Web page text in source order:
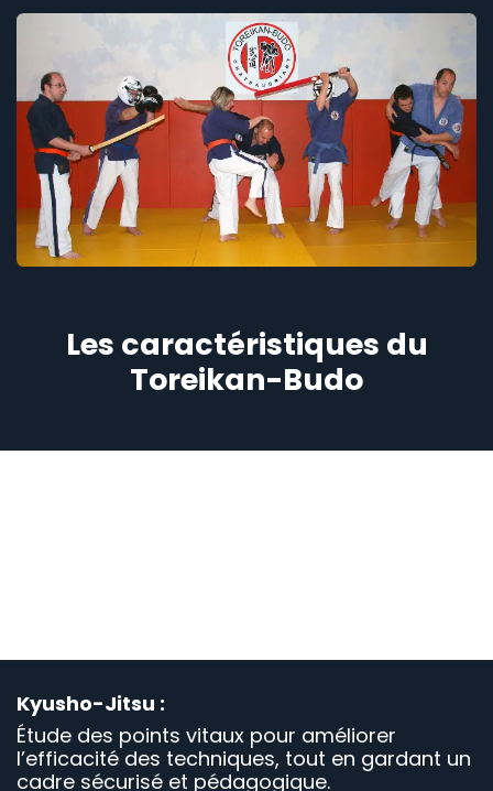
Les caractéristiques du
Toreikan-Budo
Kyusho-Jitsu :
Étude des points vitaux pour améliorer
l’efficacité des techniques, tout en gardant un
cadre sécurisé et pédagogique.